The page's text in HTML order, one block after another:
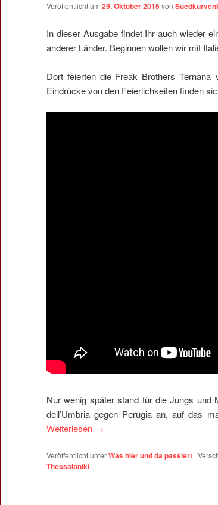
Veröffentlicht am 29. Oktober 2015 von
In dieser Ausgabe findet Ihr auch wieder
anderer Länder. Beginnen wollen wir mit
Dort feierten die Freak Brothers
Eindrücke von den Feierlichkeiten finden
Nur wenig später stand für die Jungs und
dell’Umbria gegen Perugia an, auf das
Weiterlesen →
Veröffentlicht unterWas hier und da passiert |
Thessaloniki